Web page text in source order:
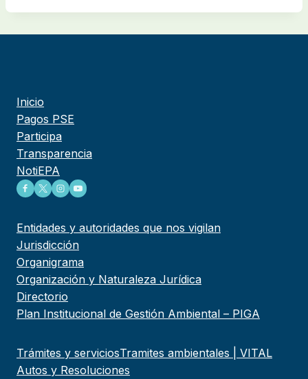
Inicio
Pagos PSE
Participa
Transparencia
NotiEPA
Entidades y autoridades que nos vigilan
Jurisdicción
Organigrama
Organización y Naturaleza Jurídica
Directorio
Plan Institucional de Gestión Ambiental – PIGA
Trámites y serviciosTramites ambientales | VITAL
Autos y Resoluciones